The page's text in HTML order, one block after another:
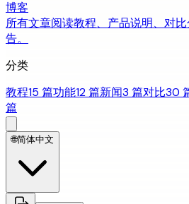
博客
所有文章阅读教程、产品说明、对
告。
分类
教程15 篇功能12 篇新闻3 篇对比30
篇
🌐简体中文